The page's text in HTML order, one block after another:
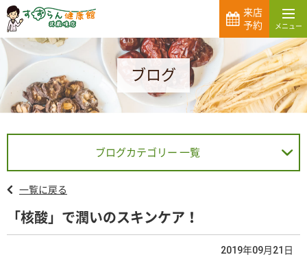
来店
予約
ブログ
ブログカテゴリー 一覧
一覧に戻る
「核酸」で潤いのスキンケア！
2019年09月21日